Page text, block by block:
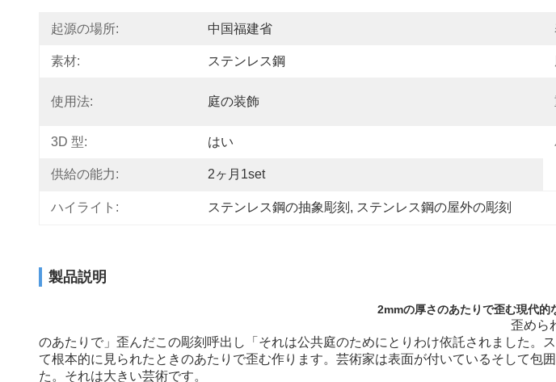
起源の場所: 中国福建省
素材: ステンレス鋼
使用法: 庭の装飾
3D 型: はい
供給の能力: 2ヶ月1set
ハイライト: ステンレス鋼の抽象彫刻 , ステンレス鋼の屋外の彫刻
製品説明
2mmの厚さのあたりで歪む現代的
歪めら
のあたりで」歪んだこの彫刻呼出し「それは公共庭のためにとりわけ依託されました
て根本的に見られたときのあたりで歪む作ります。芸術家は表面が付いているそして
た。それは大きい芸術です。